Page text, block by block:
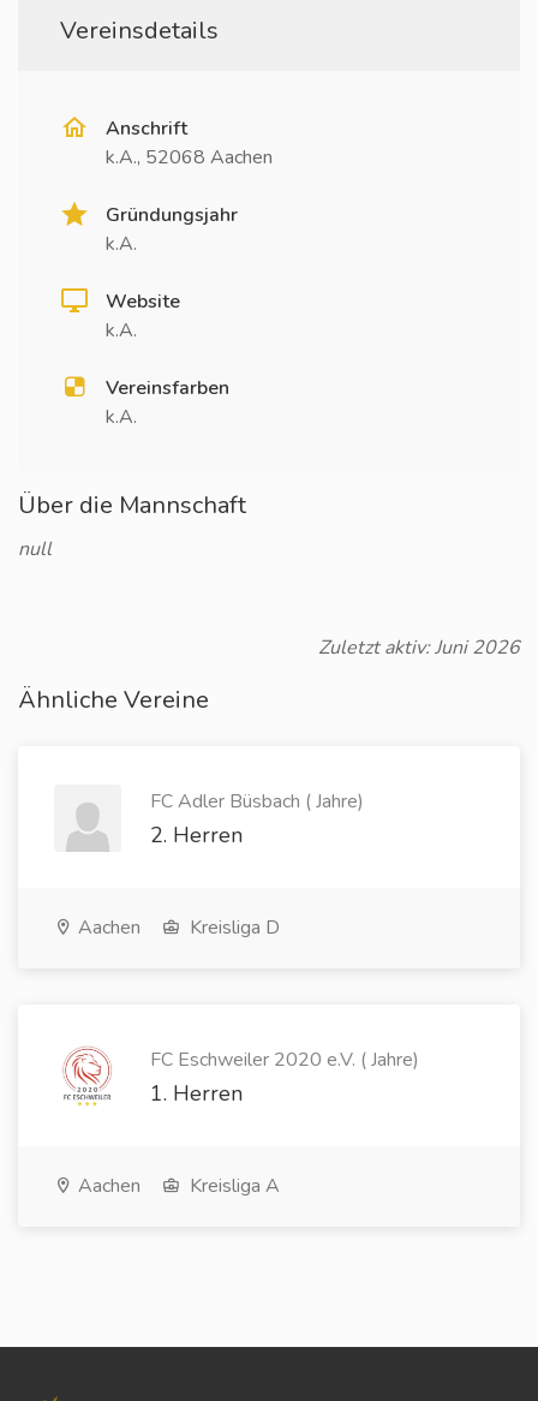
Vereinsdetails
Anschrift
k.A., 52068 Aachen
Gründungsjahr
k.A.
Website
k.A.
Vereinsfarben
k.A.
Über die Mannschaft
null
Zuletzt aktiv: Juni 2026
Ähnliche Vereine
FC Adler Büsbach ( Jahre)
2. Herren
Aachen Kreisliga D
FC Eschweiler 2020 e.V. ( Jahre)
1. Herren
Aachen Kreisliga A